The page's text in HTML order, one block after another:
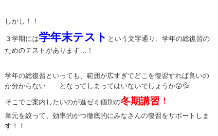
しかし！！
３学期には学年末テスト という文字通り、学年の総復習の
ためのテストがあります…！
学年の総復習といっても、範囲が広すぎてどこを復習すれば良いの
か分からない… となってしまってはいないでしょうか😮💦
そこでご案内したいのが進ゼミ個別の冬期講習 ！
単元を絞って、効率的かつ徹底的にみなさんの復習をサポートしま
す！！